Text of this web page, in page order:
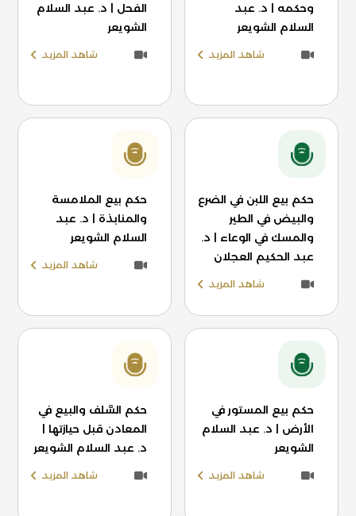
وحكمه | د. عبد
السلام الشويعر
شاهد المزيد
الفحل | د. عبد السلام
الشويعر
شاهد المزيد
حكم بيع اللبن في الضرع
والبيض في الطير
والمسك في الوعاء | د.
عبد الحكيم العجلان
شاهد المزيد
حكم بيع الملامسة
والمنابذة | د. عبد
السلام الشويعر
شاهد المزيد
حكم بيع المستور في
الأرض | د. عبد السلام
الشويعر
شاهد المزيد
حكم السَّلف والبيع في
المعادن قبل حيازتها |
د. عبد السلام الشويعر
شاهد المزيد